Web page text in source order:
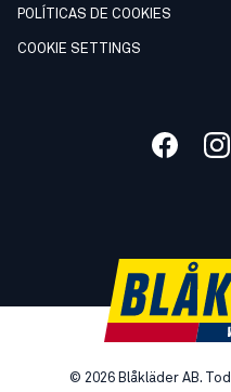
POLÍTICAS DE COOKIES
COOKIE SETTINGS
© 2026 Blåkläder AB.